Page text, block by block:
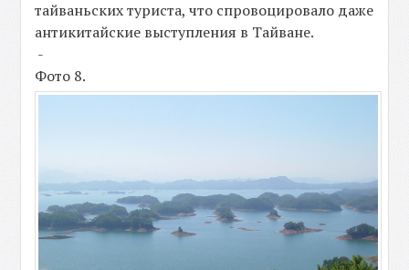
тайваньских туриста, что спровоцировало даже
антикитайские выступления в Тайване.
-
Фото 8.